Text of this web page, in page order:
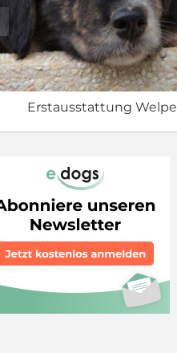
Erstausstattung Welpe